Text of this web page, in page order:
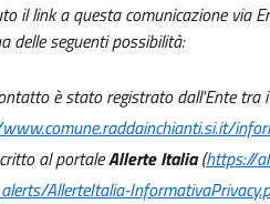
il link a questa comunicazione via
delle seguenti possibilità:
è stato registrato dall'Ente tra
al portaleAllerte Italia(https://
AllerteItalia-